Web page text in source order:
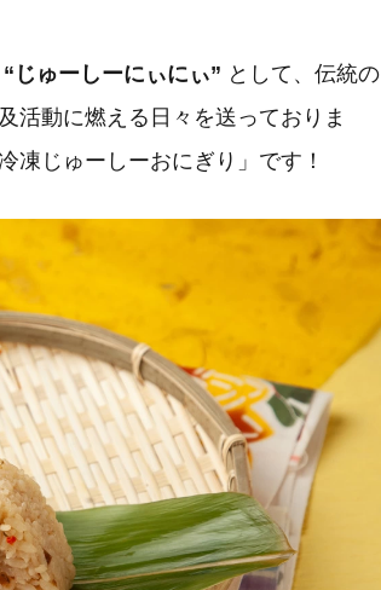
“じゅーしーにぃにぃ” として、伝統の
活動に燃える日々を送っておりま
凍じゅーしーおにぎり」です！